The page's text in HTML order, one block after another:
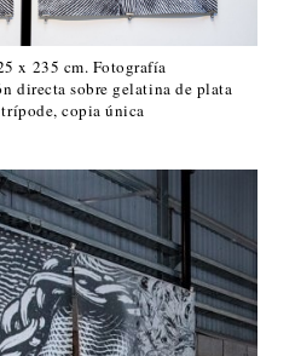
x 235 cm. Fotografía
directa sobre gelatina de plata
copia única